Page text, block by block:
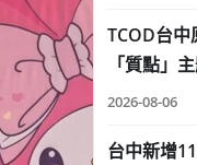
TCOD台
「質點」
2026-08-06
台中新增